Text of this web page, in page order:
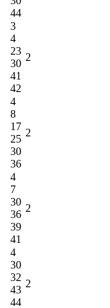
44
3
4
23
30
41
42
2
4
8
17
25
30
36
2
4
7
30
36
39
41
2
4
30
32
43
44
2